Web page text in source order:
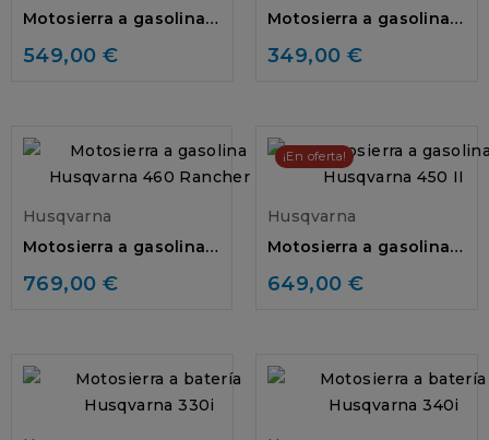
Motosierra a gasolina
549,00 €
Motosierra a gasolina
349,00 €
Husqvarna
Motosierra a gasolina
Rancher
769,00 €
¡En oferta!
Husqvarna
Motosierra a gasolina
649,00 €